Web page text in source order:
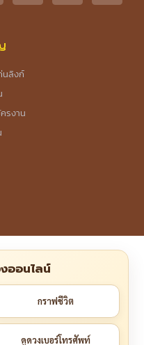
นลิงก์
รงาน
ออนไลน์
กราฟชีวิต
ดูดวงเบอร์โทรศัพท์